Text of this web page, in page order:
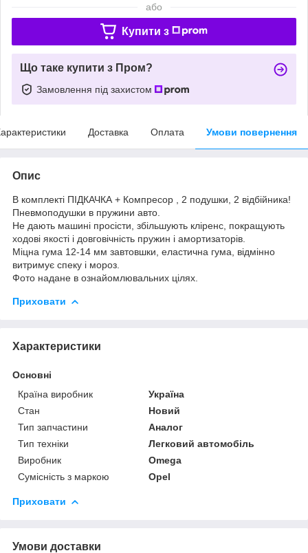
або
Купити з
Що таке купити з Пром?
Замовлення під захистом
Доставка Оплата Умови повернення
Опис
В комплекті ПІДКАЧКА + Компресор , 2 подушки, 2 відбійника!
Пневмоподушки в пружини авто.
Не дають машині просісти, збільшують кліренс, покращують
ходові якості і довговічність пружин і амортизаторів.
Міцна гума 12-14 мм завтовшки, еластична гума, відмінно
витримує спеку і мороз.
Фото надане в ознайомлювальних цілях.
Приховати
Характеристики
Основні
Країна виробник
Україна
Стан
Новий
Тип запчастини
Аналог
Тип техніки
Легковий автомобіль
Виробник
Omega
Сумісність з маркою
Opel
Приховати
Умови доставки